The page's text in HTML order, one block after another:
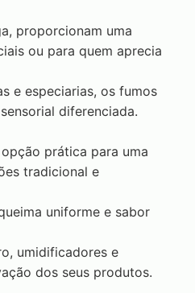
proporcionam uma
ou para quem aprecia
e especiarias, os fumos
diferenciada.
prática para uma
tradicional e
uniforme e sabor
umidificadores e
dos seus produtos.